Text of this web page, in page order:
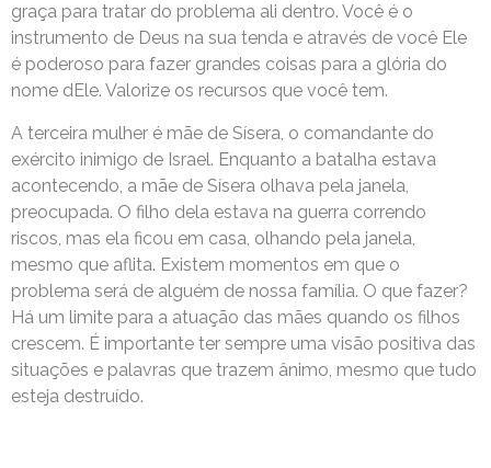
graça para tratar do problema ali dentro. Você é o
instrumento de Deus na sua tenda e através de você Ele
é poderoso para fazer grandes coisas para a glória do
nome dEle. Valorize os recursos que você tem.
A terceira mulher é mãe de Sísera, o comandante do
exército inimigo de Israel. Enquanto a batalha estava
acontecendo, a mãe de Sísera olhava pela janela,
preocupada. O filho dela estava na guerra correndo
riscos, mas ela ficou em casa, olhando pela janela,
mesmo que aflita. Existem momentos em que o
problema será de alguém de nossa família. O que fazer?
Há um limite para a atuação das mães quando os filhos
crescem. É importante ter sempre uma visão positiva das
situações e palavras que trazem ânimo, mesmo que tudo
esteja destruído.